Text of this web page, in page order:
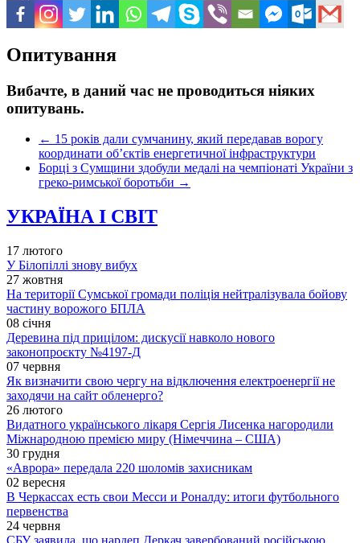
Опитування
Вибачте, в даний час не проводиться ніяких
опитувань.
← 15 років дали сумчанину, який передавав ворогу
координати об’єктів енергетичної інфраструктури
Борці з Сумщини здобули медалі на чемпіонаті України з
греко-римської боротьби →
УКРАЇНА І СВІТ
17 лютого
У Білопіллі знову вибух
27 жовтня
На території Сумської громади поліція нейтралізувала бойову
частину ворожого БПЛА
08 січня
Деревина під прицілом: дискусії навколо нового
законопроєкту №4197-Д
07 червня
Як визначити свою чергу на відключення електроенергії не
заходячи на сайт обленерго?
26 лютого
Видатного українського лікаря Сергія Лисенка нагородили
Міжнародною премією миру (Німеччина – США)
30 грудня
«Аврора» передала 220 шоломів захисникам
02 вересня
В Черкассах есть свои Месси и Роналду: итоги футбольного
первенства
24 червня